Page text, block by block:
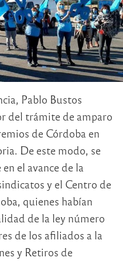
Pablo Bustos
del trámite de amparo
de Córdoba en
De este modo, se
el avance de la
y el Centro de
quienes habían
de la ley número
de los afiliados a la
y Retiros de